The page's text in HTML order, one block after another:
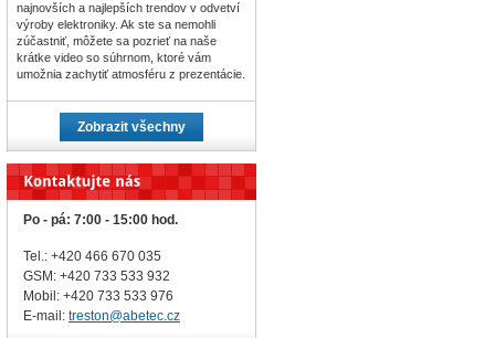
najnovších a najlepších trendov v odvetví
výroby elektroniky. Ak ste sa nemohli
zúčastniť, môžete sa pozrieť na naše
krátke video so súhrnom, ktoré vám
umožnia zachytiť atmosféru z prezentácie.
Zobrazit všechny
Po - pá: 7:00 - 15:00 hod.
Tel.: +420 466 670 035
GSM: +420 733 533 932
Mobil: +420 733 533 976
E-mail: treston@abetec.cz